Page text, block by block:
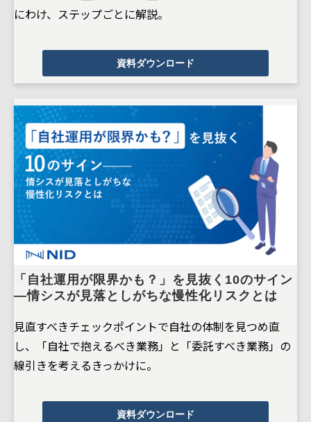
にわけ、ステップごとに解説。
資料ダウンロード
「自社運用が限界かも？」を見抜く10のサイン
―情シスが見落としがちな慢性化リスクとは
見直すべきチェックポイントで自社の体制を見つめ直
し、「自社で抱えるべき業務」と「委託すべき業務」の
線引きを考えるきっかけに。
資料ダウンロード